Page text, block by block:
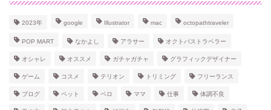
2023年 google Illustrator mac octopathtraveler
POP MART なかよし アラサー オクトパストラベラー
オシャレ オススメ ガチャガチャ グラフィックデザイナー
ゲーム コスメ テリオン トリミング フリーランス
ブログ ペット ペロ ママ 仕事 体調不良
ホーム
プロフィール
お問い合わせ